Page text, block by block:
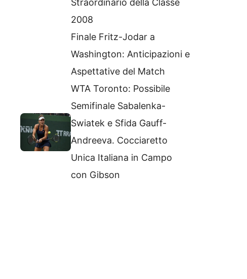
Straordinario della Classe
2008
Finale Fritz-Jodar a
Washington: Anticipazioni e
Aspettative del Match
WTA Toronto: Possibile
Semifinale Sabalenka-
Swiatek e Sfida Gauff-
Andreeva. Cocciaretto
Unica Italiana in Campo
con Gibson